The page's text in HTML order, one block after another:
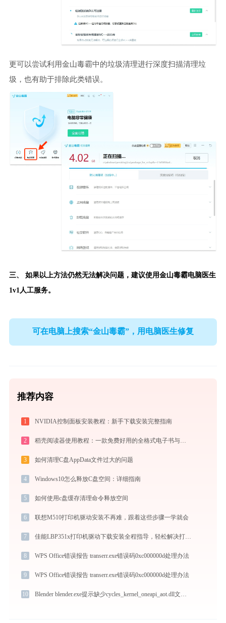
更可以尝试利用金山毒霸中的垃圾清理进行深度扫描清理垃
圾，也有助于排除此类错误。
三、 如果以上方法仍然无法解决问题，建议使用金山毒霸电脑医生
1v1人工服务。
可在电脑上搜索“金山毒霸”，用电脑医生修复
推荐内容
1 NVIDIA控制面板安装教程：新手下载安装完整指南
2 稻壳阅读器使用教程：一款免费好用的全格式电子书与文档阅读神器
3 如何清理C盘AppData文件过大的问题
4 Windows10怎么释放C盘空间：详细指南
5 如何使用c盘缓存清理命令释放空间
6 联想M510打印机驱动安装不再难，跟着这些步骤一学就会
7 佳能LBP351x打印机驱动下载安装全程指导，轻松解决打印问题
8 WPS Office错误报告 transerr.exe错误码0xc000000d处理办法
9 WPS Office错误报告 transerr.exe错误码0xc000000d处理办法
10